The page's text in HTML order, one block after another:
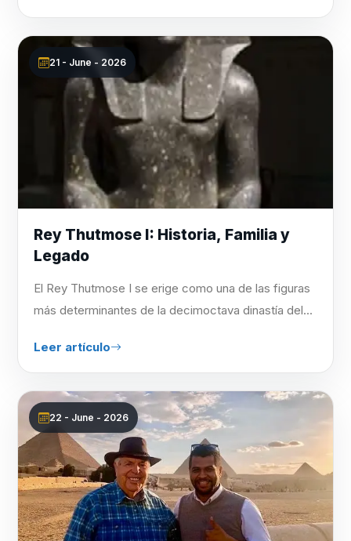
21 - June - 2026
Rey Thutmose I: Historia, Familia y
Legado
El Rey Thutmose I se erige como una de las figuras
más determinantes de la decimoctava dinastía del...
Leer artículo
22 - June - 2026